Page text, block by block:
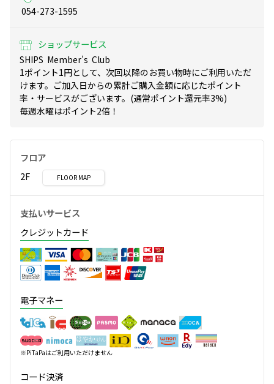
054-273-1595
ショップサービス
SHIPS  Member’s  Club
1ポイント1円として、次回以降のお買い物時にご利用いただ
けます。ご加入日からの累計ご購入金額に応じたポイント
率・サービスがございます。(通常ポイント還元率3%)
毎週水曜はポイント2倍！
フロア
2F
FLOOR MAP
支払いサービス
クレジットカード
電子マネー
※PiTaPaはご利用いただけません
コード決済